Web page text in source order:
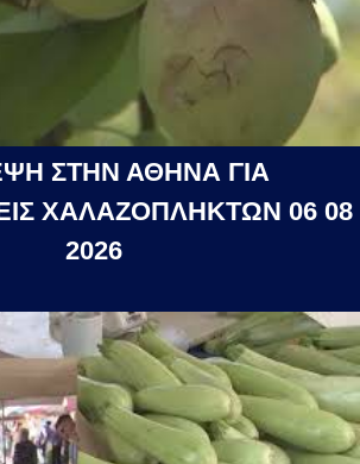
ΣΤΗΝ ΑΘΗΝΑ ΓΙΑ
ΧΑΛΑΖΟΠΛΗΚΤΩΝ 06 08
2026